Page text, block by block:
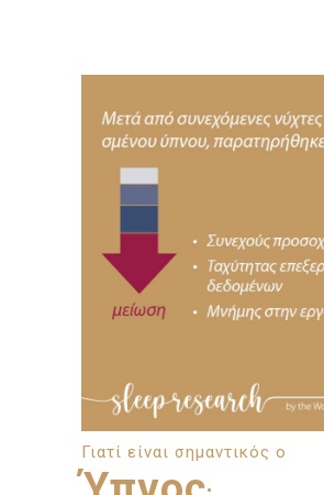
Γιατί είναι σημαντικός ο